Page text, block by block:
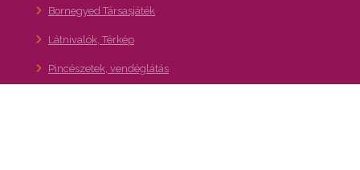
Bornegyed Társasjáték
Látnivalók, Térkép
Pincészetek, vendéglátás